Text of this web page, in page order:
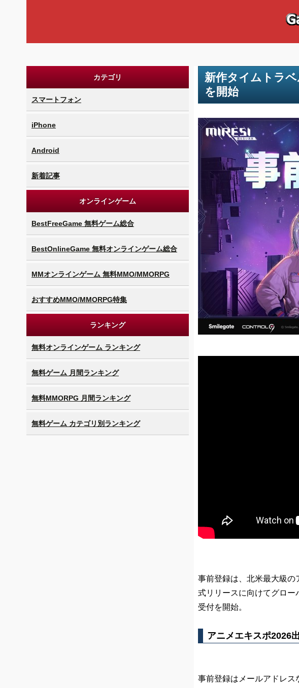
カテゴリ
スマートフォン
iPhone
Android
新着記事
オンラインゲーム
BestFreeGame 無料ゲーム総合
BestOnlineGame 無料オンラインゲーム総合
MMオンラインゲーム 無料MMO/MMORPG
おすすめMMO/MMORPG特集
ランキング
無料オンラインゲーム ランキング
無料ゲーム 月間ランキング
無料MMORPG 月間ランキング
無料ゲーム カテゴリ別ランキング
新作タイムトラ
を開始
事前登録は、北米最大級
式リリースに向けてグロ
受付を開始。
アニメエキスポ2026
事前登録はメールアドレス